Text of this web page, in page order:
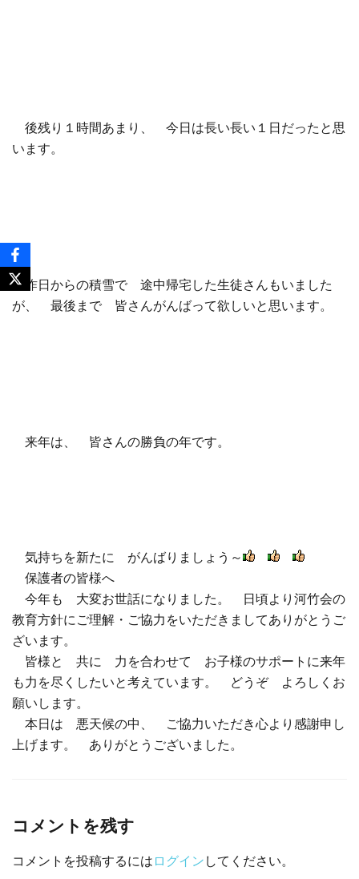
後残り１時間あまり、 今日は長い長い１日だったと思
います。
昨日からの積雪で 途中帰宅した生徒さんもいました
が、 最後まで 皆さんがんばって欲しいと思います。
来年は、 皆さんの勝負の年です。
気持ちを新たに がんばりましょう～
保護者の皆様へ
今年も 大変お世話になりました。 日頃より河竹会の
教育方針にご理解・ご協力をいただきましてありがとうご
ざいます。
皆様と 共に 力を合わせて お子様のサポートに来年
も力を尽くしたいと考えています。 どうぞ よろしくお
願いします。
本日は 悪天候の中、 ご協力いただき心より感謝申し
上げます。 ありがとうございました。
コメントを残す
コメントを投稿するには ログイン してください。